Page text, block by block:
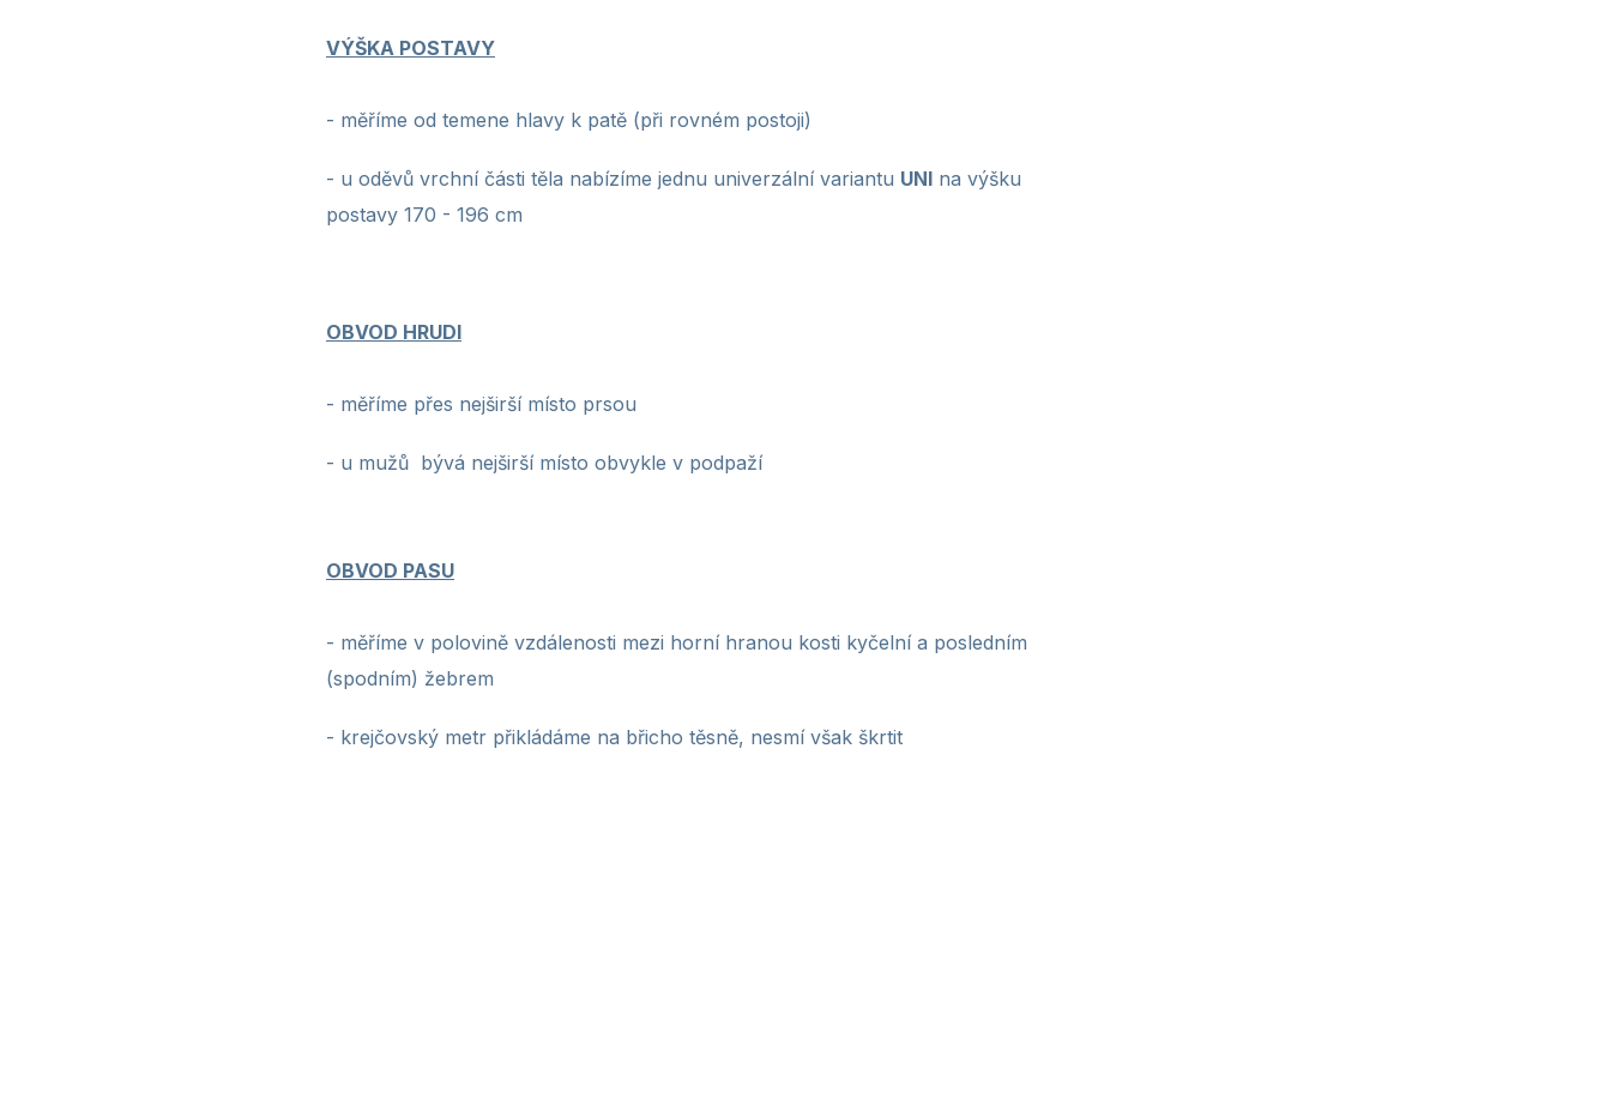
VÝŠKA POSTAVY
- měříme od temene hlavy k patě (při rovném postoji)
- u oděvů vrchní části těla nabízíme jednu univerzální variantu UNI na výšku
postavy 170 - 196 cm
OBVOD HRUDI
- měříme přes nejširší místo prsou
- u mužů bývá nejširší místo obvykle v podpaží
OBVOD PASU
- měříme v polovině vzdálenosti mezi horní hranou kosti kyčelní a posledním
(spodním) žebrem
- krejčovský metr přikládáme na břicho těsně, nesmí však škrtit